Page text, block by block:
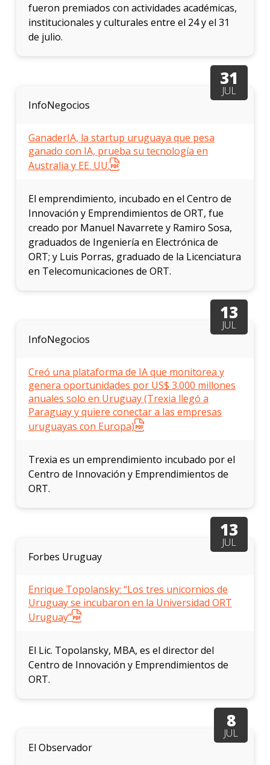
fueron premiados con actividades académicas,
institucionales y culturales entre el 24 y el 31
de julio.
31
JUL
InfoNegocios
GanaderIA, la startup uruguaya que pesa
ganado con IA, prueba su tecnología en
Australia y EE. UU.
El emprendimiento, incubado en el Centro de
Innovación y Emprendimientos de ORT, fue
creado por Manuel Navarrete y Ramiro Sosa,
graduados de Ingeniería en Electrónica de
ORT; y Luis Porras, graduado de la Licenciatura
en Telecomunicaciones de ORT.
13
JUL
InfoNegocios
Creó una plataforma de IA que monitorea y
genera oportunidades por US$ 3.000 millones
anuales solo en Uruguay (Trexia llegó a
Paraguay y quiere conectar a las empresas
uruguayas con Europa)
Trexia es un emprendimiento incubado por el
Centro de Innovación y Emprendimientos de
ORT.
13
JUL
Forbes Uruguay
Enrique Topolansky: “Los tres unicornios de
Uruguay se incubaron en la Universidad ORT
Uruguay”
El Lic. Topolansky, MBA, es el director del
Centro de Innovación y Emprendimientos de
ORT.
8
JUL
El Observador